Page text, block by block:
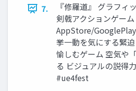
7.
『修羅道』 グラフィ
剣戟アクションゲーム
AppStore/
挙一動を気にする緊
愉しむゲーム 空気や
る ビジュアルの説得
#ue4fest